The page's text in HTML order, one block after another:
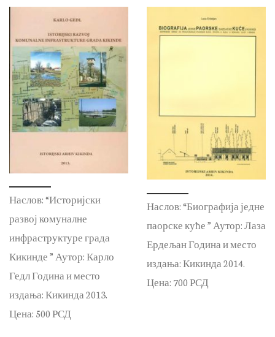
Наслов: “Историјски
развој комуналне
инфраструктуре града
Кикинде ” Аутор: Карло
Гедл Година и место
издања: Кикинда 2013.
Цена: 500 РСД
Наслов: “Биографија једне
паорске куће ” Аутор: Лаза
Ердељан Година и место
издања: Кикинда 2014.
Цена: 700 РСД